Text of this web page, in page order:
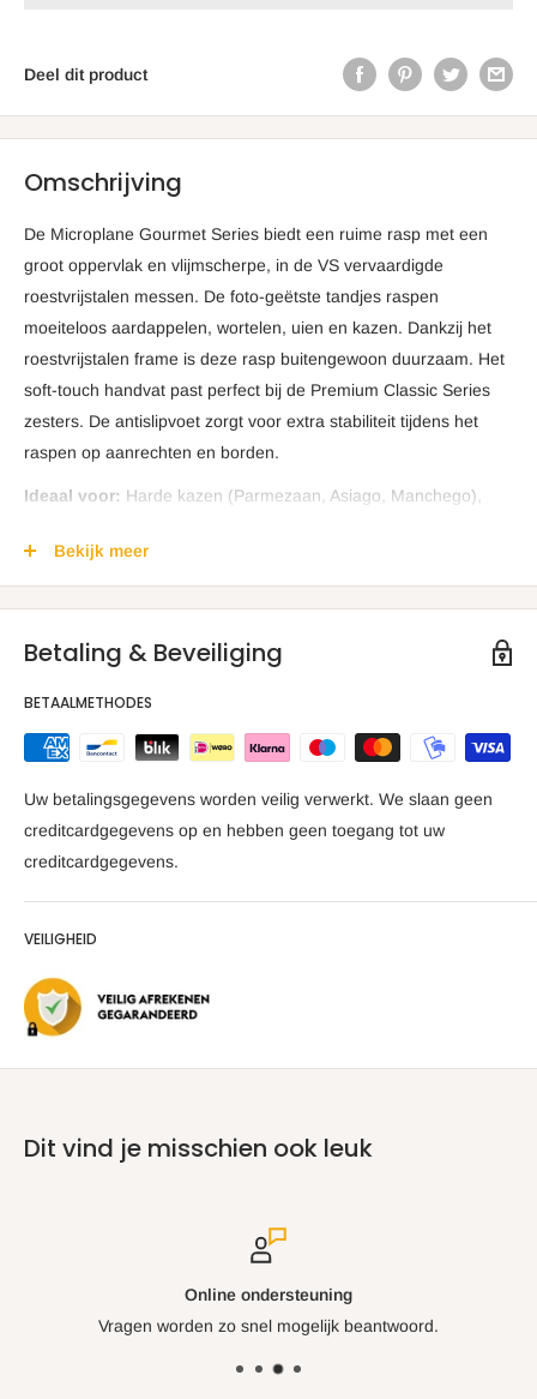
Deel dit product
Omschrijving
De Microplane Gourmet Series biedt een ruime rasp met een
groot oppervlak en vlijmscherpe, in de VS vervaardigde
roestvrijstalen messen. De foto-geëtste tandjes raspen
moeiteloos aardappelen, wortelen, uien en kazen. Dankzij het
roestvrijstalen frame is deze rasp buitengewoon duurzaam. Het
soft-touch handvat past perfect bij de Premium Classic Series
zesters. De antislipvoet zorgt voor extra stabiliteit tijdens het
raspen op aanrechten en borden.
Ideaal voor: Harde kazen (Parmezaan, Asiago, Manchego),
mengen zonder grove textuur.
Ultrascherpe messen - Gemaakt in de VS!
De messen zijn
Arkansas. Steun Amerikaanse banen en productie door dit
product te kopen.
voorkomt krassen op uw aanrecht.
Ergonomisch soft-touch handvat:
Het handvat biedt een
comfortabele grip en is identiek aan die van de populaire
Premium Classic Series Zester.
Vaatwasserbestendig:
Plaats de rasp eenvoudig in de vaatwasser voor reiniging.
Productdetails:
Comfortabel soft-touch handvat met ophanglus
Chirurgisch roestvrijstalen frame en geëtste
Messen gemaakt in de VS, geassembleerd in Mexico
Bekijk meer
Betaling & Beveiliging
BETAALMETHODES
Uw betalingsgegevens worden veilig verwerkt. We slaan geen
creditcardgegevens op en hebben geen toegang tot uw
creditcardgegevens.
VEILIGHEID
Dit vind je misschien ook leuk
Online ondersteuning
Vragen worden zo snel mogelijk beantwoord.